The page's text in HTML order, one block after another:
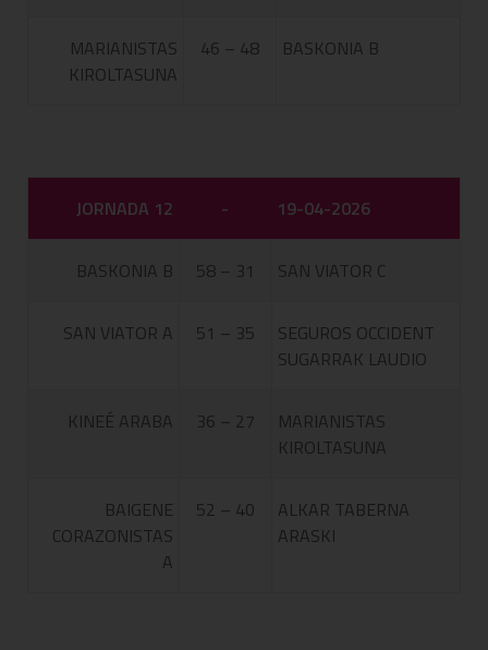
MARIANISTAS
KIROLTASUNA
46 – 48 BASKONIA B
JORNADA 12 - 19-04-2026
BASKONIA B 58 – 31 SAN VIATOR C
SAN VIATOR A 51 – 35
SEGUROS OCCIDENT
SUGARRAK LAUDIO
KINEÉ ARABA 36 – 27
MARIANISTAS
KIROLTASUNA
BAIGENE
CORAZONISTAS
A
52 – 40
ALKAR TABERNA
ARASKI